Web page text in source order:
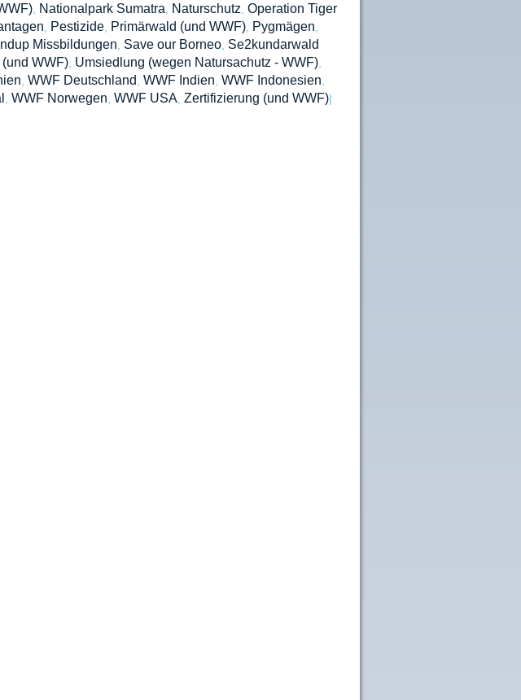
, Nationalpark Sumatra Naturschutz Operation Tiger
Pestizide, Primärwald (und WWF), Pygmägen
Missbildungen Save our Borneo, Se2kundarwald
WWF), Umsiedlung (wegen Natursachutz - WWF),
WWF Deutschland WWF Indien WWF Indonesien
WWF Norwegen WWF USA, Zertifizierung (und WWF)|